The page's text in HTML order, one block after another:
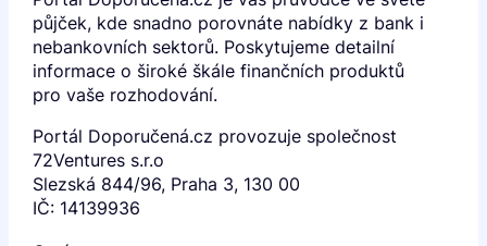
půjček, kde snadno porovnáte nabídky z bank i
nebankovních sektorů. Poskytujeme detailní
informace o široké škále finančních produktů
pro vaše rozhodování.
Portál Doporučená.cz provozuje společnost
72Ventures s.r.o
Slezská 844/96, Praha 3, 130 00
IČ: 14139936